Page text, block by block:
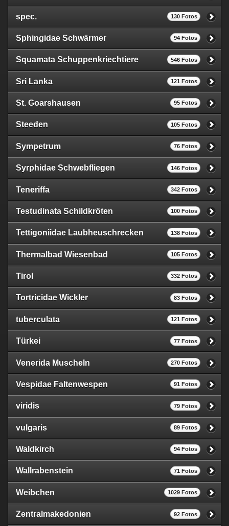
spec. 130 Fotos
Sphingidae Schwärmer 94 Fotos
Squamata Schuppenkriechtiere 546 Fotos
Sri Lanka 121 Fotos
St. Goarshausen 95 Fotos
Steeden 105 Fotos
Sympetrum 76 Fotos
Syrphidae Schwebfliegen 146 Fotos
Teneriffa 342 Fotos
Testudinata Schildkröten 100 Fotos
Tettigoniidae Laubheuschrecken 138 Fotos
Thermalbad Wiesenbad 105 Fotos
Tirol 332 Fotos
Tortricidae Wickler 83 Fotos
tuberculata 121 Fotos
Türkei 77 Fotos
Venerida Muscheln 270 Fotos
Vespidae Faltenwespen 91 Fotos
viridis 79 Fotos
vulgaris 89 Fotos
Waldkirch 94 Fotos
Wallrabenstein 71 Fotos
Weibchen 1029 Fotos
Zentralmakedonien 92 Fotos